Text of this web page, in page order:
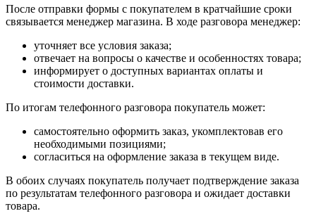
После отправки формы с покупателем в кратчайшие сроки
связывается менеджер магазина. В ходе разговора менеджер:
уточняет все условия заказа;
отвечает на вопросы о качестве и особенностях товара;
информирует о доступных вариантах оплаты и
стоимости доставки.
По итогам телефонного разговора покупатель может:
самостоятельно оформить заказ, укомплектовав его
необходимыми позициями;
согласиться на оформление заказа в текущем виде.
В обоих случаях покупатель получает подтверждение заказа
по результатам телефонного разговора и ожидает доставки
товара.